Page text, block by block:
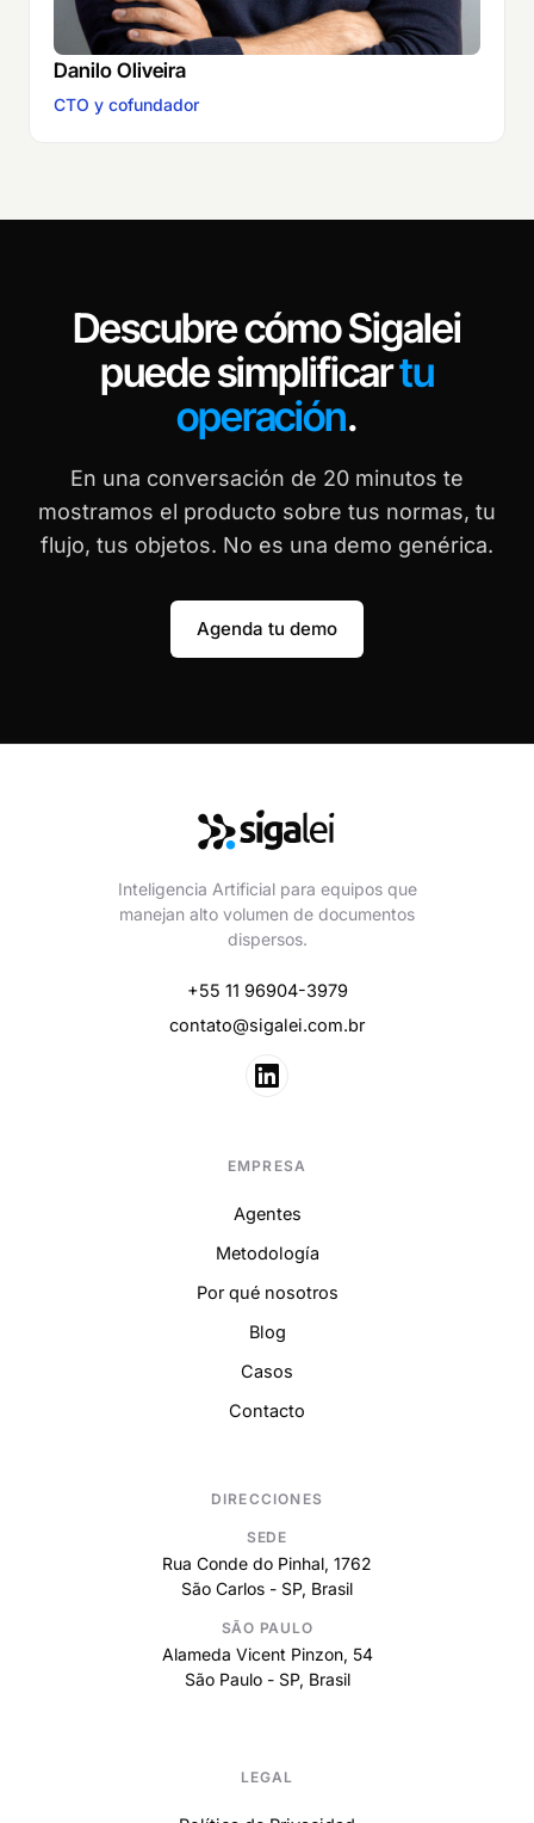
Danilo Oliveira
CTO y cofundador
Descubre cómo Sigalei
puede simplificartu
operación.
En una conversación de 20 minutos te
mostramos el producto sobre tus normas, tu
flujo, tus objetos. No es una demo genérica.
Agenda tu demo
Inteligencia Artificial para equipos que
manejan alto volumen de documentos
dispersos.
+55 11 96904-3979
contato@sigalei.com.br
EMPRESA
Agentes
Metodología
Por qué nosotros
Blog
Casos
Contacto
DIRECCIONES
SEDE
Rua Conde do Pinhal, 1762
São Carlos - SP, Brasil
SÃO PAULO
Alameda Vicent Pinzon, 54
São Paulo - SP, Brasil
LEGAL